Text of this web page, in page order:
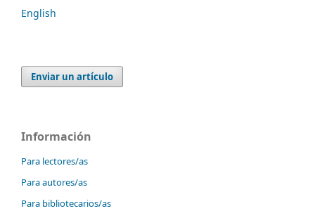
English
Enviar un artículo
Información
Para lectores/as
Para autores/as
Para bibliotecarios/as